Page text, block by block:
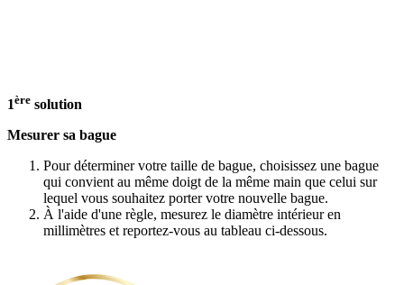
1ère solution
Mesurer sa bague
Pour déterminer votre taille de bague, choisissez une bague
qui convient au même doigt de la même main que celui sur
lequel vous souhaitez porter votre nouvelle bague.
À l'aide d'une règle, mesurez le diamètre intérieur en
millimètres et reportez-vous au tableau ci-dessous.